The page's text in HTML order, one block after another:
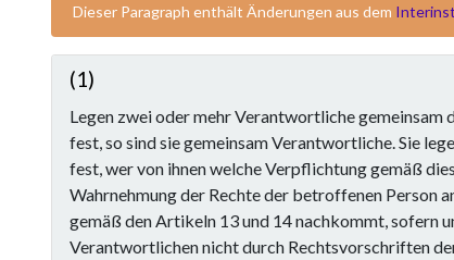
Dieser Paragraph enthält Änderungen aus dem
(1)
Legen zwei oder mehr Verantwortliche
fest, so sind sie gemeinsam Verantwortliche. Sie
fest, wer von ihnen welche Verpflichtung gemäß
Wahrnehmung der Rechte der betroffenen Person
gemäß den Artikeln 13 und 14 nachkommt, sofern
Verantwortlichen nicht durch Rechtsvorschriften